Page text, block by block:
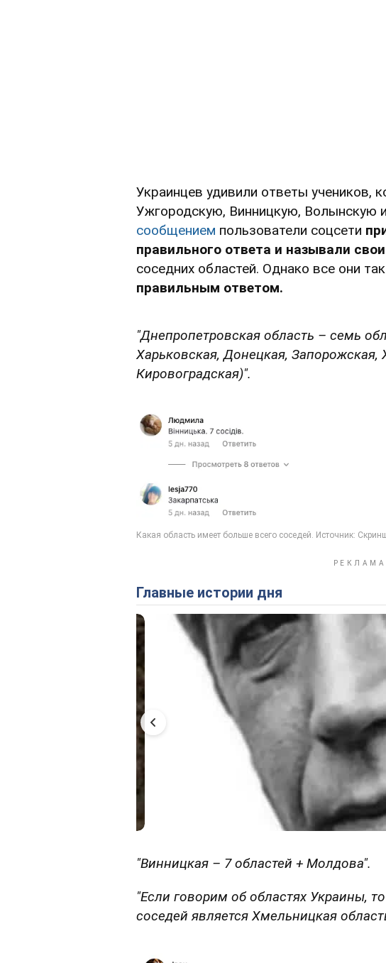
Украинцев удивили ответы учеников,
Ужгородскую, Винницкую, Волынскую
сообщением пользователи соцсети
правильного ответа и называли
соседних областей. Однако все они
правильным ответом.
"Днепропетровская область – семь
Харьковская, Донецкая, Запорожская,
Кировоградская)".
Главные истории дня
"Винницкая – 7 областей + Молдова".
"Если говорим об областях Украины,
соседей является Хмельницкая